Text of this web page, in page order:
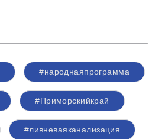
#народнаяпрограмма
#Приморскийкрай
#ливневаяканализация